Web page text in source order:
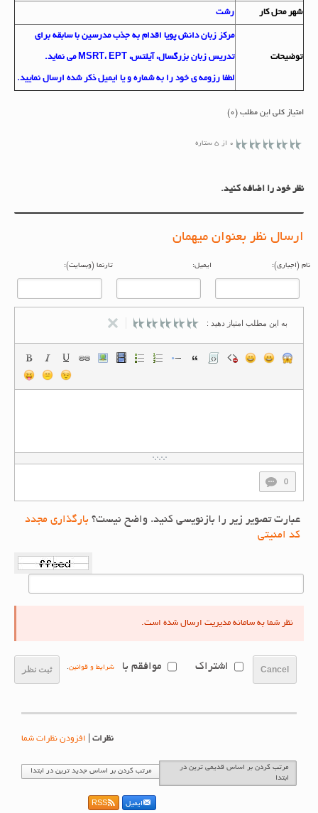
شهر محل کار رشت
توضيحات
مرکز زبان دانش پویا اقدام به جذب مدرسین با سابقه برای
تدریس زبان بزرگسال، آیلتس، MSRT، EPT می نماید.
لطفا رزومه ی خود را به شماره و یا ایمیل ذکر شده ارسال نمایید.
امتیاز کلی این مطلب (0)
0 از 5 ستاره
نظر خود را اضافه کنید.
ارسال نظر بعنوان میهمان
(اجباری): ایمیل: تارنما (وبسایت):
به این مطلب امتیاز دهید :
عبارت تصویر زیر را بازنویسی کنید. واضح نیست؟بارگذاری مجدد
کد امنیتی
نظر شما به سامانه مدیریت ارسال شده است.
ثبت نظر Cancel اشتراک موافقم با شرایط و قوانین.
نظرات |افزودن نظرات شما
مرتب کردن بر اساس قدیمی ترین در
مرتب کردن بر اساس جدید ترین در ابتدا
ایمیل RSS